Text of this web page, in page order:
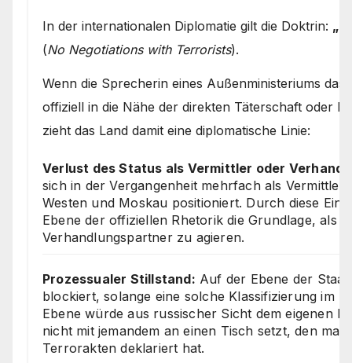
In der internationalen Diplomatie gilt die Doktrin:
(No Negotiations with Terrorists).
Wenn die Sprecherin eines Außenministeriums
offiziell in die Nähe der direkten Täterschaft oder
zieht das Land damit eine diplomatische Linie:
Verlust des Status als Vermittler oder
sich in der Vergangenheit mehrfach als
Westen und Moskau positioniert. Durch diese
Ebene der offiziellen Rhetorik die Grundlage, als
Verhandlungspartner zu agieren.
Prozessualer Stillstand: Auf der Ebene der
blockiert, solange eine solche Klassifizierung im
Ebene würde aus russischer Sicht dem eigenen
nicht mit jemandem an einen Tisch setzt, den
Terrorakten deklariert hat.